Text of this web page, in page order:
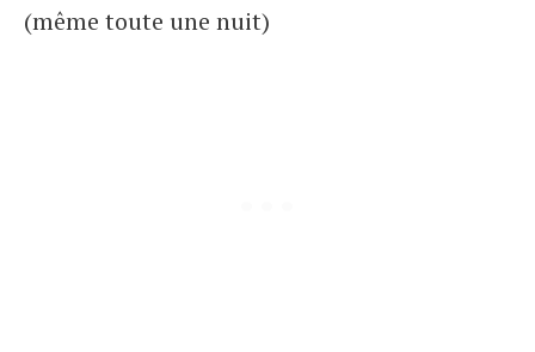
(même toute une nuit)